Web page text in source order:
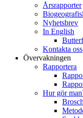
Årsrapporter
Nyhetsbrev
In English
Kontakta oss
Övervakningen
Rapportera
Hur gör